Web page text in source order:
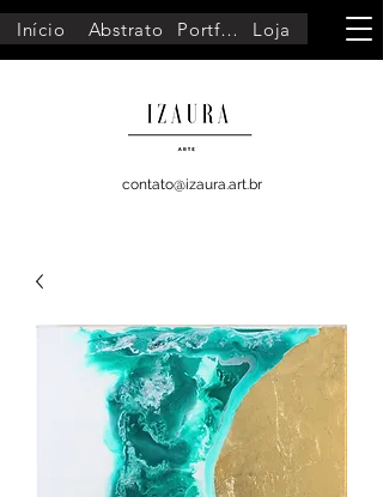
Início Abstrato Portfólio Loja
contato@izaura.art.br